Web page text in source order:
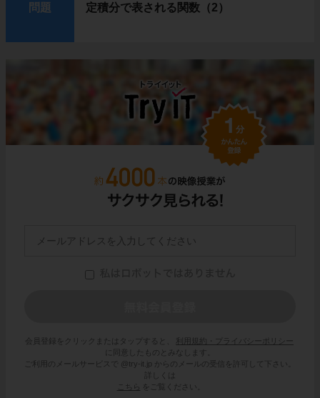
問題 定積分で表される関数（2）
会員登録をクリックまたはタップすると、
利用規約・プライバシーポリシー
に同意したものとみなします。
ご利用のメールサービスで @try-it.jp からのメールの受信を許可して下さい。
詳しくは
こちら
をご覧ください。